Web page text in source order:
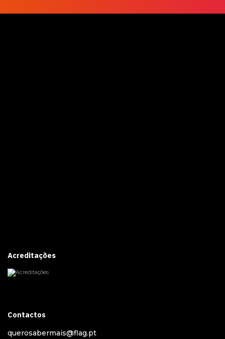
Acreditações
Contactos
querosabermais@flag.pt